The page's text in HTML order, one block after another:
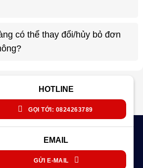
có thể thay đổi/hủy bỏ đơn
HOTLINE
GỌI TỚI: 0824263789
EMAIL
GỬI E-MAIL